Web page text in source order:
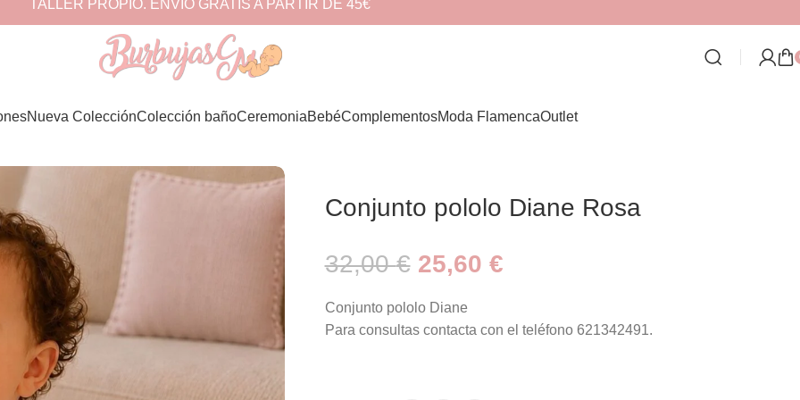
TALLER PROPIO. ENVÍO GRATIS A PARTIR DE 45€
Nueva ColecciónColección bañoCeremoniaBebéComplementosModa FlamencaOutlet
Conjunto pololo Diane Rosa
32,00€ 25,60 €
Conjunto pololo Diane
Para consultas contacta con el teléfono 621342491.